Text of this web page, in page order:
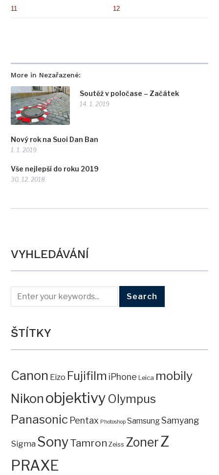
More in Nezařazené:
Soutěž v poločase – Začátek
14. 1. 2019
Nový rok na Suoi Dan Ban
1. 1. 2019
Vše nejlepší do roku 2019
30. 12. 2018
11 12
VYHLEDÁVÁNÍ
ŠTÍTKY
Canon Eizo Fujifilm iPhone Leica mobily
Nikon objektivy Olympus
Panasonic Pentax Photoshop SamsungSamyang
Sigma SonyTamron Zeiss ZonerZ
PRAXE